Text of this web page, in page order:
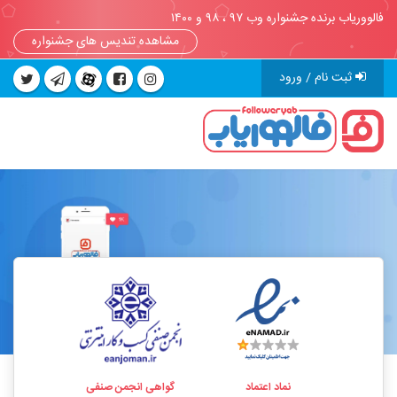
فالووریاب برنده جشنواره وب ۹۷ ، ۹۸ و ۱۴۰۰
مشاهده تندیس های جشنواره
ثبت نام / ورود
نماد اعتماد گواهی انجمن صنفی